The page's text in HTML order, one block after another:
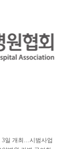
3일 개최…시범사업